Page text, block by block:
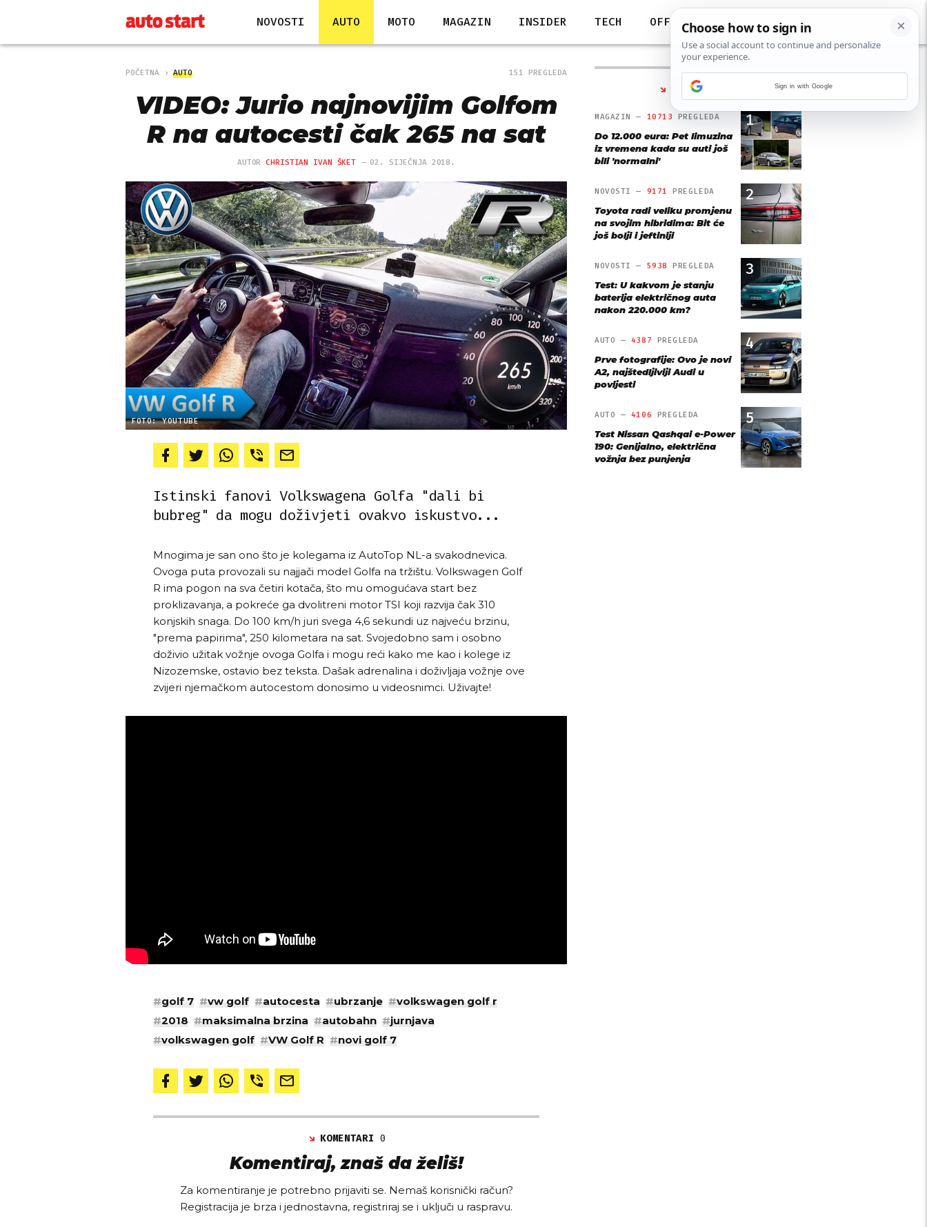
NOVOSTI AUTO MOTO MAGAZIN INSIDER TECH OFF
POČETNA AUTO 151 PREGLEDA
VIDEO: Jurio najnovijim Golfom
R na autocesti čak 265 na sat
AUTORCHRISTIAN IVAN ŠKET 02. SIJEČNJA 2018.
FOTO: YOUTUBE
Istinski fanovi Volkswagena Golfa "dali bi
bubreg" da mogu doživjeti ovakvo iskustvo...
Mnogima je san ono što je kolegama iz AutoTop NL-a svakodnevica.
Ovoga puta provozali su najjači model Golfa na tržištu. Volkswagen Golf
R ima pogon na sva četiri kotača, što mu omogućava start bez
proklizavanja, a pokreće ga dvolitreni motor TSI koji razvija čak 310
konjskih snaga. Do 100 km/h juri svega 4,6 sekundi uz najveću brzinu,
"prema papirima", 250 kilometara na sat. Svojedobno sam i osobno
doživio užitak vožnje ovoga Golfa i mogu reći kako me kao i kolege iz
Nizozemske, ostavio bez teksta. Dašak adrenalina i doživljaja vožnje ove
zvijeri njemačkom autocestom donosimo u videosnimci. Uživajte!
#golf 7 #vw golf #autocesta #ubrzanje #volkswagen golf r
#2018 #maksimalna brzina #autobahn #jurnjava
#volkswagen golf #VW Golf R #novi golf 7
KOMENTARI0
Komentiraj, znaš da želiš!
Za komentiranje je potrebno prijaviti se. Nemaš korisnički račun?
Registracija je brza i jednostavna, registriraj se i uključi u raspravu.
NAJČITANIJE
1
MAGAZIN — 10713 PREGLEDA
Do 12.000 eura: Pet limuzina
iz vremena kada su auti još
bili 'normalni'
2
NOVOSTI — 9171 PREGLEDA
Toyota radi veliku promjenu
na svojim hibridima: Bit će
još bolji i jeftiniji
3
NOVOSTI — 5938 PREGLEDA
Test: U kakvom je stanju
baterija električnog auta
nakon 220.000 km?
4
AUTO — 4387 PREGLEDA
Prve fotografije: Ovo je novi
A2, najštedljiviji Audi u
povijesti
5
AUTO — 4106 PREGLEDA
Test Nissan Qashqai e-Power
190: Genijalno, električna
vožnja bez punjenja
Sign in with Google